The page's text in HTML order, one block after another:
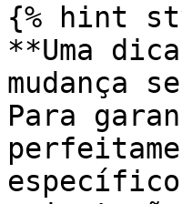
{% hint
**Uma
mudança
Para